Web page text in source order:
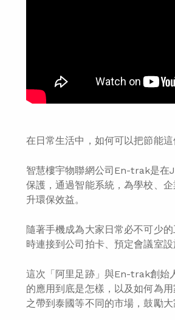
在日常生活中，如何可以把節能
智慧樓宇物聯網公司En-trak是在
保護，通過智能系統，為學校、
升環保效益。
隨著手機成為大家日常必不可少
時連接到公司拍卡、預定會議室設
這次「阿里足跡」與En-trak創始
的應用到底是怎樣，以及如何為
之帶到泰國等不同的市場，鼓勵